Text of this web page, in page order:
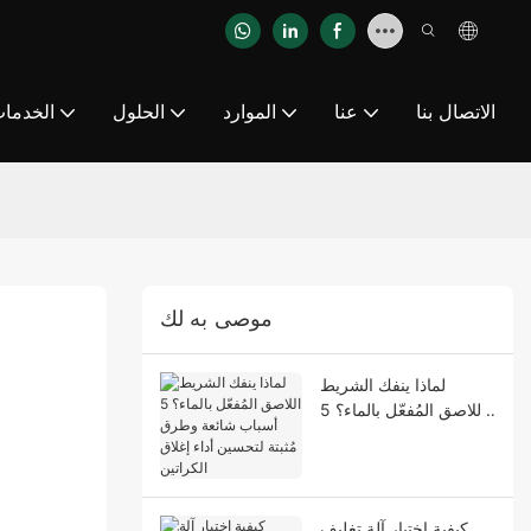
الحلول الموارد عنا الاتصال بنا
موصى به لك
لماذا ينفك الشريط
اللاصق المُفعّل بالماء؟ 5